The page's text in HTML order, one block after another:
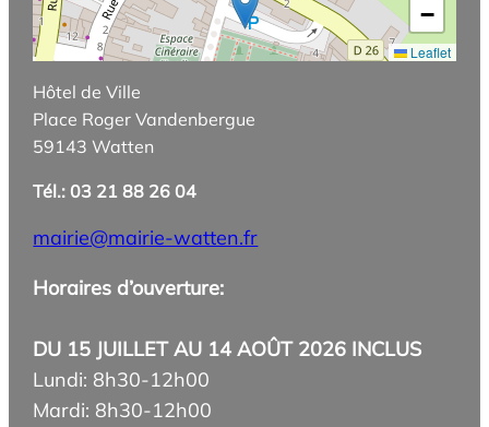
−
Leaflet
Hôtel de Ville
Place Roger Vandenbergue
59143 Watten
Tél.: 03 21 88 26 04
mairie@mairie-watten.fr
Horaires d’ouverture:
DU 15 JUILLET AU 14 AOÛT 2026 INCLUS
Lundi: 8h30-12h00
Mardi: 8h30-12h00